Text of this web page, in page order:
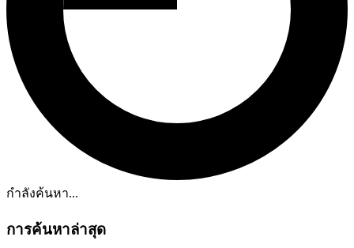
กำลังค้นหา...
การค้นหาล่าสุด